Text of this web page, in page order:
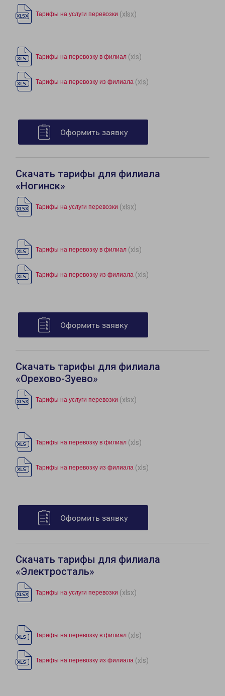
Тарифы на услуги перевозки (xlsx)
Тарифы на перевозку в филиал (xls)
Тарифы на перевозку из филиала (xls)
Оформить заявку
Скачать тарифы для филиала
«Ногинск»
Тарифы на услуги перевозки (xlsx)
Тарифы на перевозку в филиал (xls)
Тарифы на перевозку из филиала (xls)
Оформить заявку
Скачать тарифы для филиала
«Орехово-Зуево»
Тарифы на услуги перевозки (xlsx)
Тарифы на перевозку в филиал (xls)
Тарифы на перевозку из филиала (xls)
Оформить заявку
Скачать тарифы для филиала
«Электросталь»
Тарифы на услуги перевозки (xlsx)
Тарифы на перевозку в филиал (xls)
Тарифы на перевозку из филиала (xls)